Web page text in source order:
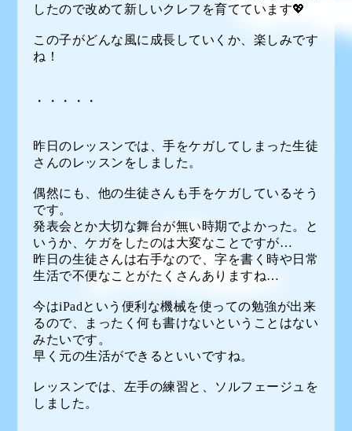
したので改めて新しいクレフを育てています💖
この子がどんな風に成長していくか、楽しみです
ね！
・・・・・
昨日のレッスンでは、手をケガしてしまった生徒
さんのレッスンをしました。
偶然にも、他の生徒さんも手をケガしているそう
です。
発表会とか大切な舞台が無い時期でよかった。と
いうか、ケガをしたのは大変なことですが…
昨日の生徒さんは右手なので、字を書く時や日常
生活で不便なことがたくさんありますね…
今はiPadという便利な機械を使っての勉強が出来
るので、まったく何も書けないということはない
みたいです。
早く元の生活ができるといいですね。
レッスンでは、左手の練習と、ソルフェージュを
しました。